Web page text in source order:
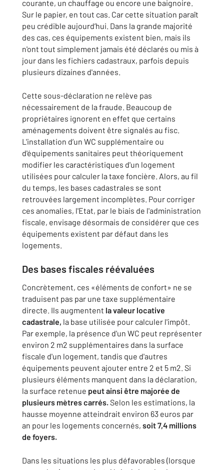
courante, un chauffage ou encore une baignoire.
Sur le papier, en tout cas. Car cette situation paraît
peu crédible aujourd’hui. Dans la grande majorité
des cas, ces équipements existent bien, mais ils
n'ont tout simplement jamais été déclarés ou mis à
jour dans les fichiers cadastraux, parfois depuis
plusieurs dizaines d'années.
Cette sous-déclaration ne relève pas
nécessairement de la fraude. Beaucoup de
propriétaires ignorent en effet que certains
aménagements doivent être signalés au fisc.
L'installation d’un WC supplémentaire ou
d'équipements sanitaires peut théoriquement
modifier les caractéristiques d'un logement
utilisées pour calculer la taxe foncière. Alors, au fil
du temps, les bases cadastrales se sont
retrouvées largement incomplètes. Pour corriger
ces anomalies, l'Etat, par le biais de l'administration
fiscale, envisage désormais de considérer que ces
équipements existent par défaut dans les
logements.
Des bases fiscales réévaluées
Concrètement, ces «éléments de confort» ne se
traduisent pas par une taxe supplémentaire
directe. Ils augmentent lavaleur locative
cadastrale, la base utilisée pour calculer l'impôt.
Par exemple, la présence d'un WC peut représenter
environ 2 m2 supplémentaires dans la surface
fiscale d'un logement, tandis que d'autres
équipements peuvent ajouter entre 2 et 5 m2. Si
plusieurs éléments manquent dans la déclaration,
la surface retenue peut ainsi être majorée de
plusieurs mètres carrés.Selon les estimations, la
hausse moyenne atteindrait environ 63 euros par
an pour les logements concernés, soit 7,4 millions
de foyers.
Dans les situations les plus défavorables (lorsque